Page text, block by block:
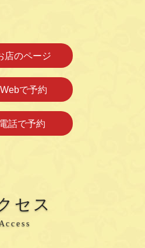
店のページ
Webで予約
電話で予約
セス